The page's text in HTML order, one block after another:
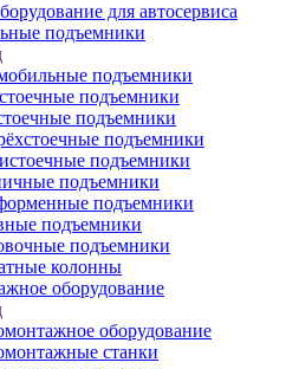
для автосервиса
подъемники
подъемники
подъемники
подъемники
подъемники
подъемники
подъемники
подъемники
подъемники
подъемники
колонны
оборудование
оборудование
станки